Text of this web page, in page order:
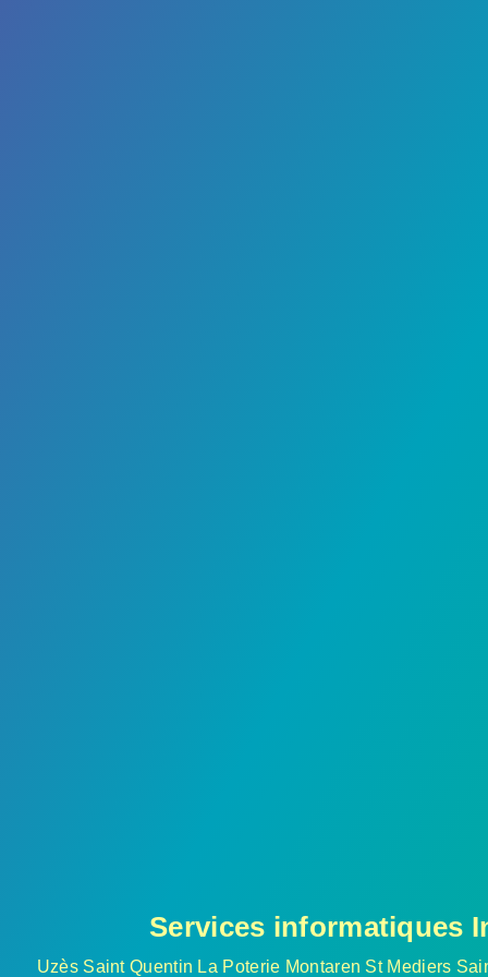
Services informatiques
Uzès Saint Quentin La Poterie Montaren St Mediers